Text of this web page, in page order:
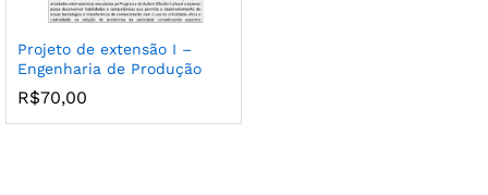
Projeto de extensão I –
Engenharia de Produção
R$70,00